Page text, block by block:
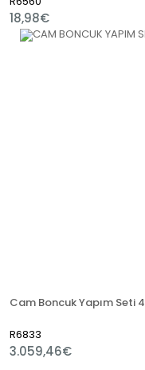
18,98€
Cam Boncuk Yapım Seti 4
R6833
3.059,46€